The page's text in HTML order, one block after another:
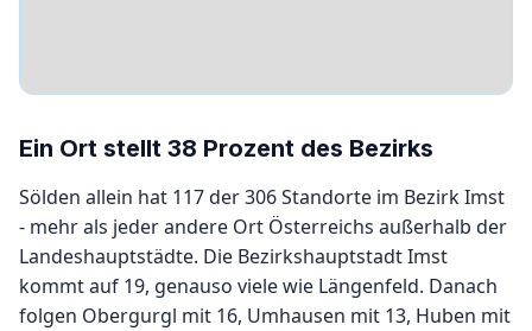
Ein Ort stellt 38 Prozent des Bezirks
Sölden allein hat 117 der 306 Standorte im Bezirk Imst
- mehr als jeder andere Ort Österreichs außerhalb der
Landeshauptstädte. Die Bezirkshauptstadt Imst
kommt auf 19, genauso viele wie Längenfeld. Danach
folgen Obergurgl mit 16, Umhausen mit 13, Huben mit